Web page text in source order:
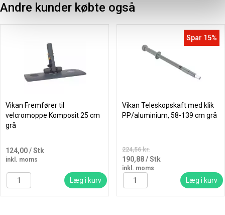
Andre kunder købte også
Vikan Fremfører til
velcromoppe Komposit 25 cm
grå
124,00/ Stk
inkl. moms
Læg i kurv
Spar 15%
Vikan Teleskopskaft med klik
PP/aluminium, 58-139 cm grå
224,56 kr.
190,88/ Stk
inkl. moms
Læg i kurv